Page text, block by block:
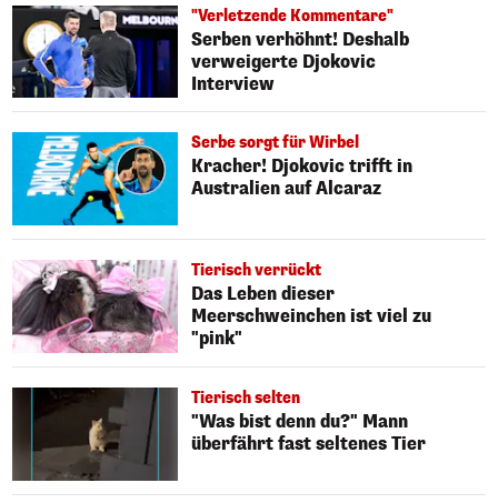
"Verletzende Kommentare"
Serben verhöhnt! Deshalb
verweigerte Djokovic
Interview
Serbe sorgt für Wirbel
Kracher! Djokovic trifft in
Australien auf Alcaraz
Tierisch verrückt
Das Leben dieser
Meerschweinchen ist viel zu
"pink"
Tierisch selten
"Was bist denn du?" Mann
überfährt fast seltenes Tier